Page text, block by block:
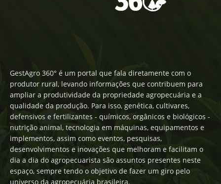
GestAgro 360° é um portal que fala diretamente com o
produtor rural, levando informações que contribuem para
ampliar a produtividade da propriedade agropecuária e a
qualidade da produção. Para isso, genética, cultivares,
defensivos e fertilizantes - químicos, orgânicos e biológicos -
nutrição animal, tecnologia em máquinas, equipamentos e
implementos, assim como eventos, pesquisas,
desenvolvimentos e inovações que melhoram e facilitam o
dia a dia do agropecuarista são assuntos presentes neste
espaço, sempre tendo o objetivo de fazer um giro pelo
universo da agropecuária brasileira.